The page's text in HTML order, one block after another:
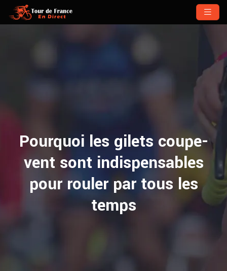
Pourquoi les gilets coupe-
vent sont indispensables
pour rouler par tous les
temps